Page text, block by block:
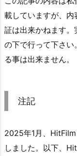
載していますが、
証は出来かねます
の下で行って下さ
る事は出来ません。
注記
2025年1月、
しました。以下、